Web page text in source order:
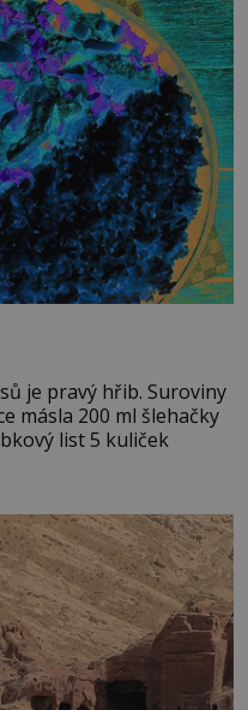
hřib. Suroviny
másla 200 ml šlehačky
list 5 kuliček